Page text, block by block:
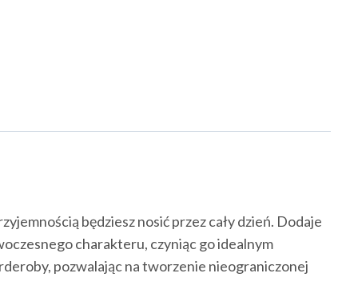
będziesz nosić przez cały dzień. Dodaje
charakteru, czyniąc go idealnym
pozwalając na tworzenie nieograniczonej